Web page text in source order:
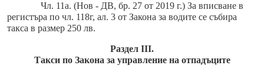
Чл. 11а. (Нов - ДВ, бр. 27 от 2019 г.) За вписване в
регистъра по чл. 118г, ал. 3 от Закона за водите се събира
такса в размер 250 лв.
Раздел III.
Такси по Закона за управление на отпадъците